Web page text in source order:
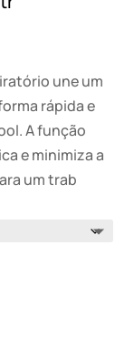
une um
rápida e
A função
e minimiza a
um trab